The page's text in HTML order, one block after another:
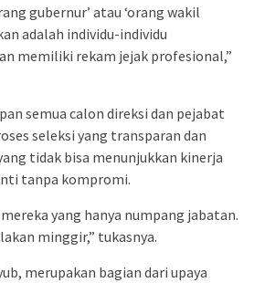
gubernur’ atau ‘orang wakil
adalah individu-individu
memiliki rekam jejak profesional,”
semua calon direksi dan pejabat
seleksi yang transparan dan
tidak bisa menunjukkan kinerja
tanpa kompromi.
yang hanya numpang jabatan.
minggir,” tukasnya.
merupakan bagian dari upaya